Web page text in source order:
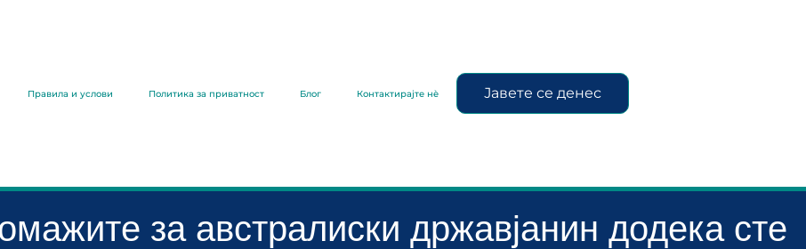
Правила и услови Политика за приватност Блог Контактирајте нè Јавете се денес
за австралиски државјанин додека сте